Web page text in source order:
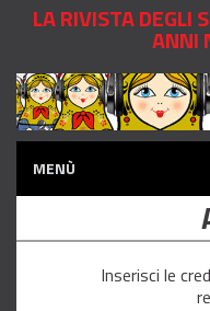
LA RIVISTA DEGLI
ANNI
MENÙ
Inserisci le